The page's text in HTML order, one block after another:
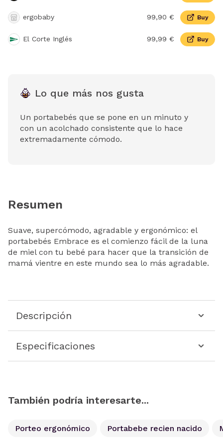
ergobaby 99,90 € Buy
El Corte Inglés 99,99 € Buy
Lo que más nos gusta
Un portabebés que se pone en un minuto y
con un acolchado consistente que lo hace
extremadamente cómodo.
Resumen
Suave, supercómodo, agradable y ergonómico: el
portabebés Embrace es el comienzo fácil de la luna
de miel con tu bebé para hacer que la transición de
mamá vientre en este mundo sea lo más agradable.
Descripción
Especificaciones
También podría interesarte...
Porteo ergonómico Portabebe recien nacido